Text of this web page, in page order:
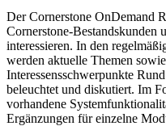
Der Cornerstone OnDemand
Cornerstone-Bestandskunden
interessieren. In den
werden aktuelle Themen
Interessensschwerpunkte
beleuchtet und diskutiert. Im
vorhandene
Ergänzungen für einzelne